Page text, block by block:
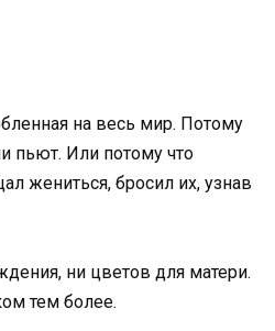
на весь мир. Потому
пьют. Или потому что
жениться, бросил их, узнав
ни цветов для матери.
тем более.